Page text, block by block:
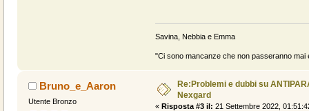
Savina, Nebbia e Emma
"Ci sono mancanze che non passeranno
Bruno_e_Aaron
Utente Bronzo
Re:Problemi e dubbi su
Nexgard
« Risposta #3 il: 21 Settembre 2022,